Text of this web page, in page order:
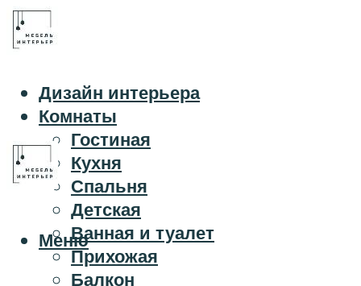
Дизайн интерьера
Комнаты
Гостиная
Кухня
Спальня
Детская
Ванная и туалет
Прихожая
Балкон
Меню